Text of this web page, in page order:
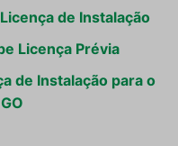
de Instalação
Licença Prévia
de Instalação para o